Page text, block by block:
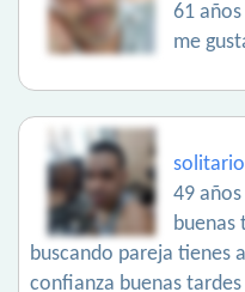
61
me
49
buenas
buscando pareja tienes
confianza buenas tardes